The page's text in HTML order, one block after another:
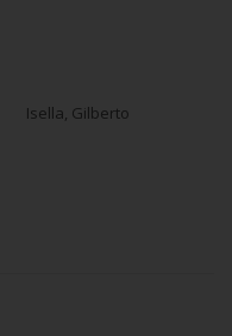
Isella, Gilberto